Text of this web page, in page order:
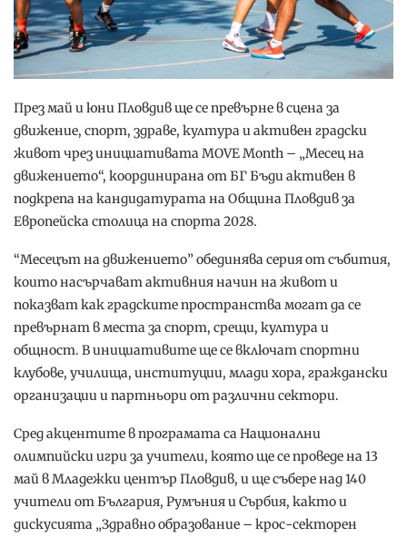
През май и юни Пловдив ще се превърне в сцена за
движение, спорт, здраве, култура и активен градски
живот чрез инициативата MOVE Month – „Месец на
движението“, координирана от БГ Бъди активен в
подкрепа на кандидатурата на Община Пловдив за
Европейска столица на спорта 2028.
“Месецът на движението” обединява серия от събития,
които насърчават активния начин на живот и
показват как градските пространства могат да се
превърнат в места за спорт, срещи, култура и
общност. В инициативите ще се включат спортни
клубове, училища, институции, млади хора, граждански
организации и партньори от различни сектори.
Сред акцентите в програмата са Национални
олимпийски игри за учители, която ще се проведе на 13
май в Младежки център Пловдив, и ще събере над 140
учители от България, Румъния и Сърбия, както и
дискусията „Здравно образование – крос-секторен